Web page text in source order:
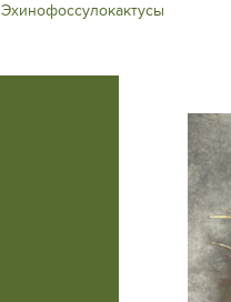
Эхинофоссулокактусы